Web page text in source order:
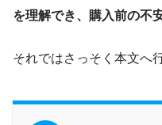
を理解でき、購入前の不
それではさっそく本文へ